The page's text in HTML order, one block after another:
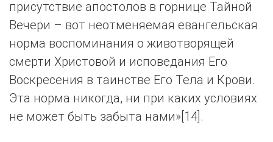
присутствие апостолов в горнице Тайной
Вечери – вот неотменяемая евангельская
норма воспоминания о животворящей
смерти Христовой и исповедания Его
Воскресения в таинстве Его Тела и Крови.
Эта норма никогда, ни при каких условиях
не может быть забыта нами»[14].